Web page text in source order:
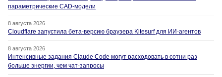
параметрические CAD-модели
8 августа 2026
Cloudflare запустила бета-версию браузера Kitesurf для ИИ-агентов
8 августа 2026
Интенсивные задания Claude Code могут расходовать в сотни раз
больше энергии, чем чат-запросы